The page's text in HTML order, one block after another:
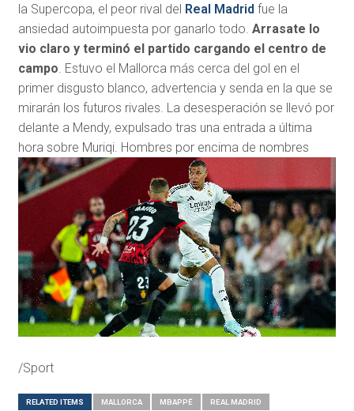
la Supercopa, el peor rival del Real Madrid fue la
ansiedad autoimpuesta por ganarlo todo. Arrasate lo
vio claro y terminó el partido cargando el centro de
campo. Estuvo el Mallorca más cerca del gol en el
primer disgusto blanco, advertencia y senda en la que se
mirarán los futuros rivales. La desesperación se llevó por
delante a Mendy, expulsado tras una entrada a última
hora sobre Muriqi. Hombres por encima de nombres
/Sport
RELATED ITEMS MALLORCA MBAPPÉ REAL MADRID